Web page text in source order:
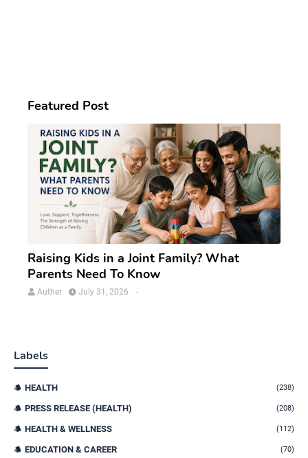
Featured Post
Raising Kids in a Joint Family? What
Parents Need To Know
Auther -
July 31, 2026
Labels
HEALTH (238)
PRESS RELEASE (HEALTH) (208)
HEALTH & WELLNESS (112)
EDUCATION & CAREER (70)